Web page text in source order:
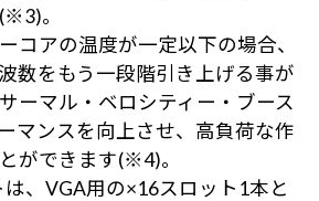
。
コアの温度が一定以下の場合、
数をもう一段階引き上げる事が
ーマル・ベロシティー・ブース
マンスを向上させ、高負荷な作
ができます(※4)。
、VGA用の×16スロット1本と